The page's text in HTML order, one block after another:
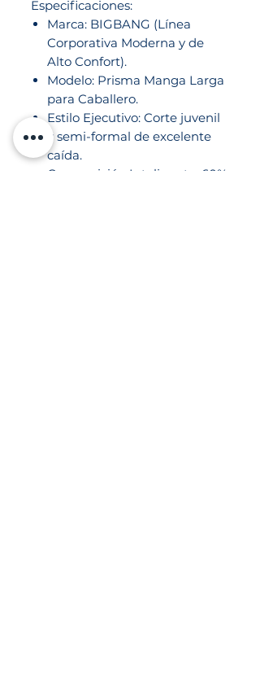
Especificaciones:
Marca: BIGBANG (Línea
Corporativa Moderna y de
Alto Confort).
Modelo: Prisma Manga Larga
para Caballero.
Estilo Ejecutivo: Corte juvenil
y semi-formal de excelente
caída.
Composición Inteligente: 60%